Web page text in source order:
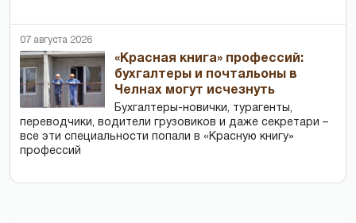
07 августа 2026
«Красная книга» профессий:
бухгалтеры и почтальоны в
Челнах могут исчезнуть
Бухгалтеры-новички, тур­агенты,
переводчики, водители грузовиков и даже секретари –
все эти специальности попали в «Красную книгу»
профессий